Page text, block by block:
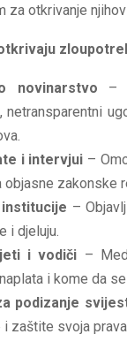
za otkrivanje
novinarstvo –
netransparentni
i intervjui –
objasne zakonske
–
i djeluju.
i vodiči –
i kome da
podizanje
i zaštite svoja